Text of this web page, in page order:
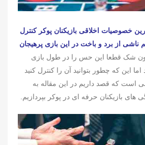
خصوصیات اخلاقی بازیکنان پوکر کنترل
از برد و باخت در این بازی پرهیجان
شک قطعا این حس را در طول بازی
این که چطور بتوانید آن را کنترل کنید
است که قصد داریم در این مقاله به
بازیکنان حرفه ای در پوکر بپردازیم.